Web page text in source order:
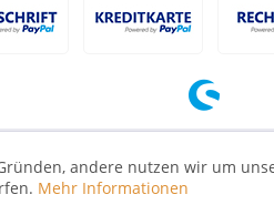
andere nutzen wir um
Mehr Informationen